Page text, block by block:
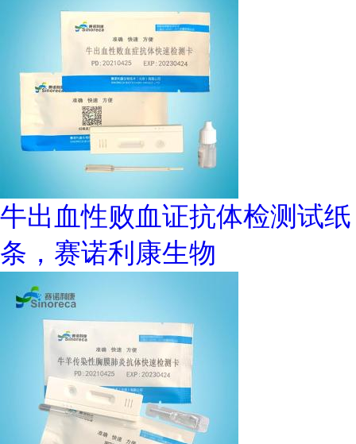
牛出血性败血证抗体检测试纸
条，赛诺利康生物